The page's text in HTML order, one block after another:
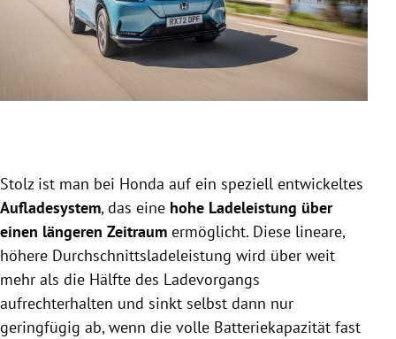
Stolz ist man bei Honda auf ein speziell entwickeltes
Aufladesystem, das eine hohe Ladeleistung über
einen längeren Zeitraum ermöglicht. Diese lineare,
höhere Durchschnittsladeleistung wird über weit
mehr als die Hälfte des Ladevorgangs
aufrechterhalten und sinkt selbst dann nur
geringfügig ab, wenn die volle Batteriekapazität fast